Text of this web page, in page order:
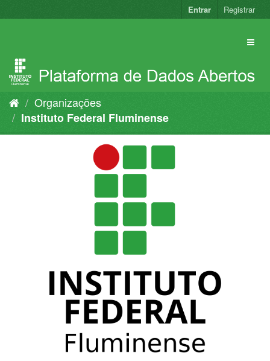
para
Entrar Registrar
Organizações
Instituto Federal Fluminense